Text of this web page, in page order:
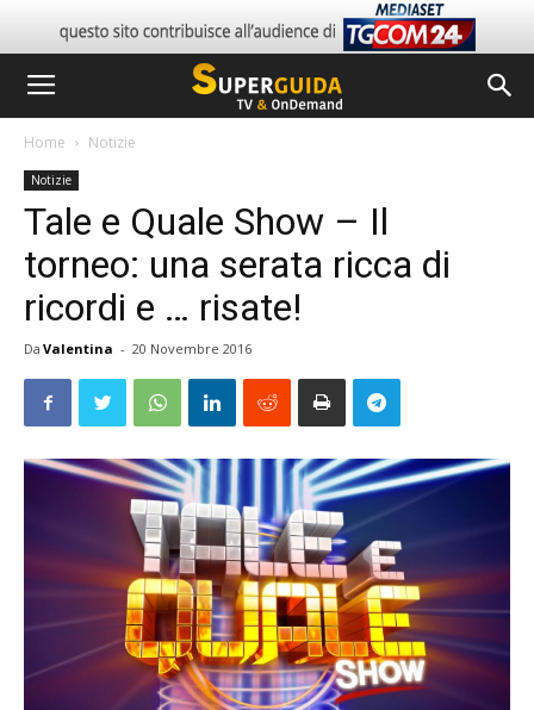
Home Notizie
Notizie
Tale e Quale Show – Il
torneo: una serata ricca di
ricordi e … risate!
Da Valentina - 20 Novembre 2016